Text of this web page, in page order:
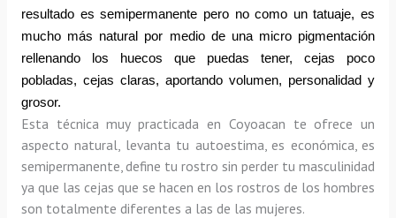
resultado es semipermanente pero no como un tatuaje, es
mucho más natural por medio de una micro pigmentación
rellenando los huecos que puedas tener, cejas poco
pobladas, cejas claras, aportando volumen, personalidad y
grosor.
Esta técnica muy practicada en Coyoacan te ofrece un
aspecto natural, levanta tu autoestima, es económica, es
semipermanente, define tu rostro sin perder tu masculinidad
ya que las cejas que se hacen en los rostros de los hombres
son totalmente diferentes a las de las mujeres.